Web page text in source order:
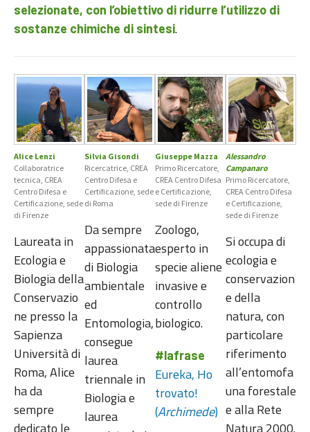
selezionate, con l’obiettivo di ridurre l’utilizzo di
sostanze chimiche di sintesi.
Alice Lenzi
Collaboratrice
tecnica, CREA
Centro Difesa e
Certificazione, sede
di Firenze
Laureata in
Ecologia e
Biologia della
Conservazio
ne presso la
Sapienza
Università di
Roma, Alice
ha da
sempre
dedicato le
Silvia Gisondi
Ricercatrice, CREA
Centro Difesa e
Certificazione, sede
di Roma
Da sempre
appassionata
di Biologia
ambientale
ed
Entomologia,
consegue
laurea
triennale in
Biologia e
laurea
Giuseppe Mazza
Primo Ricercatore,
CREA Centro Difesa
e Certificazione,
sede di Firenze
Zoologo,
esperto in
specie aliene
invasive e
controllo
biologico.
#lafrase
Eureka, Ho
trovato!
(Archimede)
Alessandro
Campanaro
Primo Ricercatore,
CREA Centro Difesa
e Certificazione,
sede di Firenze
Si occupa di
ecologia e
conservazion
e della
natura, con
particolare
riferimento
all’entomofa
una forestale
e alla Rete
Natura 2000.